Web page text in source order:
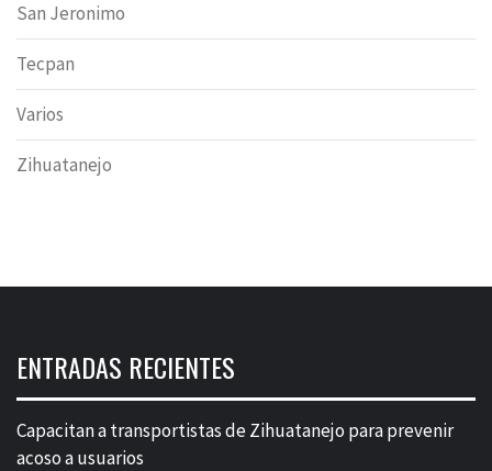
San Jeronimo
Tecpan
Varios
Zihuatanejo
ENTRADAS RECIENTES
Capacitan a transportistas de Zihuatanejo para prevenir
acoso a usuarios